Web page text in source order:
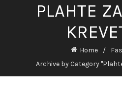
PLAHTE
Home
Archive by Category